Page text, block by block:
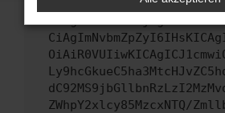
ZWhpY2xlcy85MzcxNTQ/